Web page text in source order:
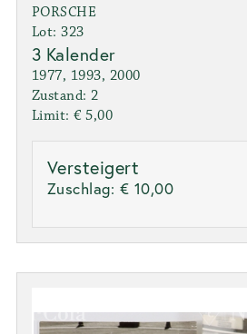
PORSCHE
Lot: 323
3 Kalender
1977, 1993, 2000
Zustand: 2
Limit: € 5,00
Versteigert
Zuschlag: € 10,00